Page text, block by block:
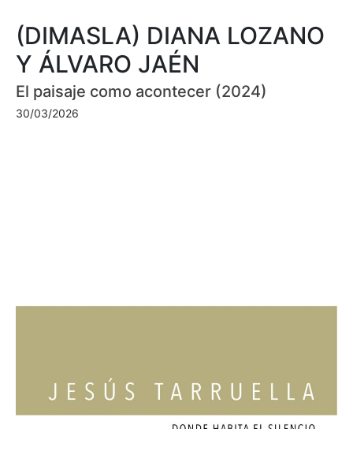
(DIMASLA) DIANA LOZANO
Y ÁLVARO JAÉN
El paisaje como acontecer (2024)
30/03/2026